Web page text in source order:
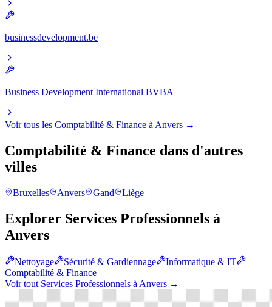
businessdevelopment.be
Business Development International BVBA
Voir tous les Comptabilité & Finance à Anvers →
Comptabilité & Finance dans d'autres
villes
Bruxelles Anvers Gand Liège
Explorer Services Professionnels à
Anvers
Nettoyage Sécurité & Gardiennage
Informatique & IT
Comptabilité & Finance
Voir tout Services Professionnels à Anvers →